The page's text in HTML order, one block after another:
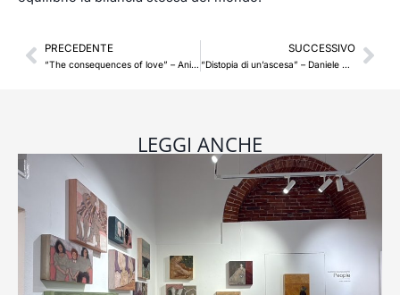
Precedente
PRECEDENTE
“The consequences of love” – Anila Rubiku
SUCCESSIVO
“Distopia di un’ascesa” – Daniele Salvalai
LEGGI ANCHE